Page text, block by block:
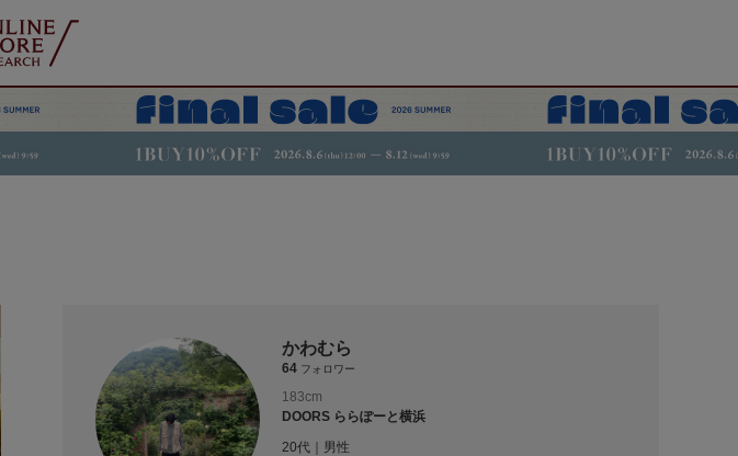
かわむら
64 フォロワー
183cm
DOORS ららぽーと横浜
20代｜男性